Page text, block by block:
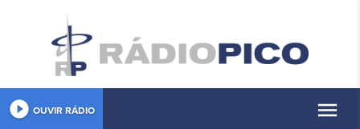
play_circle_filled OUVIR RÁDIO menu